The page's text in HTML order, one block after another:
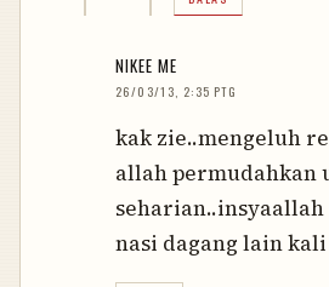
NIKEE ME
26/03/13, 2:35 PTG
kak zie..mengeluh
allah permudahkan
nasi dagang lain kali